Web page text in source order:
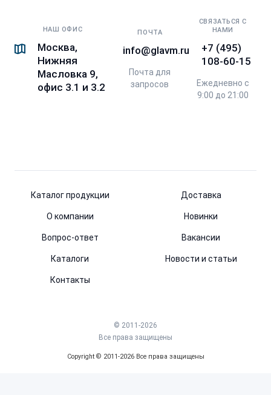
НАШ ОФИС
Москва,
Нижняя
Масловка 9,
офис 3.1 и 3.2
ПОЧТА
info@glavm.ru
Почта для
запросов
СВЯЗАТЬСЯ С
НАМИ
+7 (495)
108-60-15
Ежедневно с
9:00 до 21:00
Каталог продукции Доставка
О компании Новинки
Вопрос-ответ Вакансии
Каталоги Новости и статьи
Контакты
© 2011-2026
Все права защищены
Copyright © 2011-2026 Все права защищены